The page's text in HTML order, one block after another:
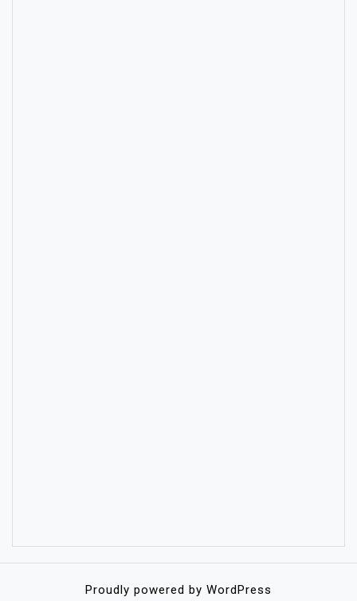
Proudly powered by WordPress